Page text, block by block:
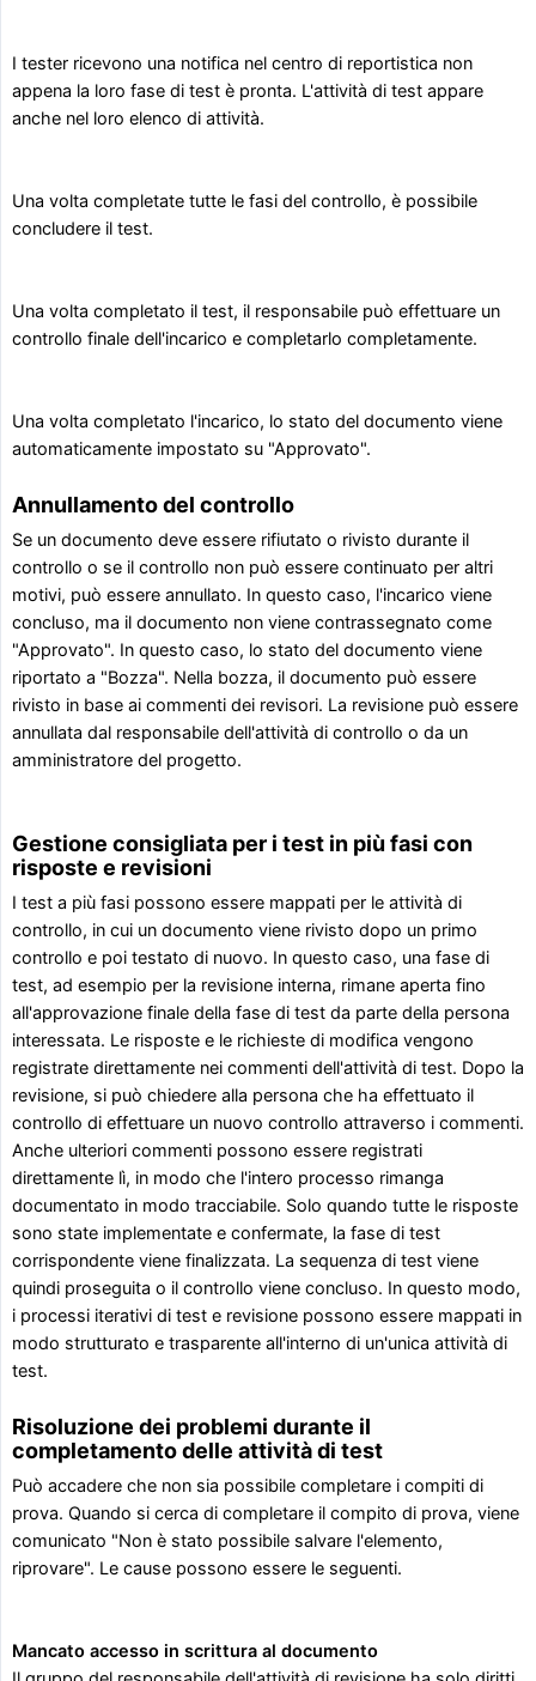
I tester ricevono una notifica nel centro di reportistica non
appena la loro fase di test è pronta. L'attività di test appare
anche nel loro elenco di attività.
Una volta completate tutte le fasi del controllo, è possibile
concludere il test.
Una volta completato il test, il responsabile può effettuare un
controllo finale dell'incarico e completarlo completamente.
Una volta completato l'incarico, lo stato del documento viene
automaticamente impostato su "Approvato".
Annullamento del controllo
Se un documento deve essere rifiutato o rivisto durante il
controllo o se il controllo non può essere continuato per altri
motivi, può essere annullato. In questo caso, l'incarico viene
concluso, ma il documento non viene contrassegnato come
"Approvato". In questo caso, lo stato del documento viene
riportato a "Bozza". Nella bozza, il documento può essere
rivisto in base ai commenti dei revisori. La revisione può essere
annullata dal responsabile dell'attività di controllo o da un
amministratore del progetto.
Gestione consigliata per i test in più fasi con
risposte e revisioni
I test a più fasi possono essere mappati per le attività di
controllo, in cui un documento viene rivisto dopo un primo
controllo e poi testato di nuovo. In questo caso, una fase di
test, ad esempio per la revisione interna, rimane aperta fino
all'approvazione finale della fase di test da parte della persona
interessata. Le risposte e le richieste di modifica vengono
registrate direttamente nei commenti dell'attività di test. Dopo la
revisione, si può chiedere alla persona che ha effettuato il
controllo di effettuare un nuovo controllo attraverso i commenti.
Anche ulteriori commenti possono essere registrati
direttamente lì, in modo che l'intero processo rimanga
documentato in modo tracciabile. Solo quando tutte le risposte
sono state implementate e confermate, la fase di test
corrispondente viene finalizzata. La sequenza di test viene
quindi proseguita o il controllo viene concluso. In questo modo,
i processi iterativi di test e revisione possono essere mappati in
modo strutturato e trasparente all'interno di un'unica attività di
test.
Risoluzione dei problemi durante il
completamento delle attività di test
Può accadere che non sia possibile completare i compiti di
prova. Quando si cerca di completare il compito di prova, viene
comunicato "Non è stato possibile salvare l'elemento,
riprovare". Le cause possono essere le seguenti.
Mancato accesso in scrittura al documento